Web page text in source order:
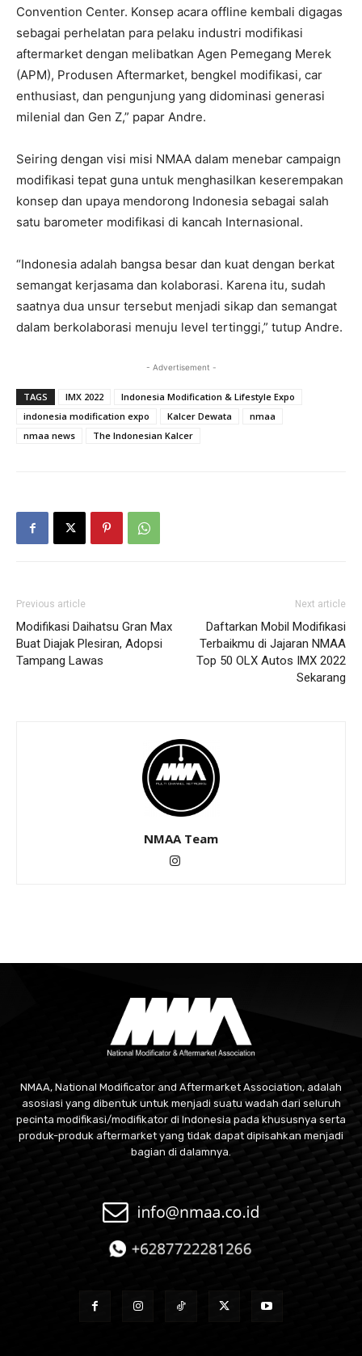
Convention Center. Konsep acara offline kembali digagas
sebagai perhelatan para pelaku industri modifikasi
aftermarket dengan melibatkan Agen Pemegang Merek
(APM), Produsen Aftermarket, bengkel modifikasi, car
enthusiast, dan pengunjung yang didominasi generasi
milenial dan Gen Z,” papar Andre.
Seiring dengan visi misi NMAA dalam menebar campaign
modifikasi tepat guna untuk menghasilkan keserempakan
konsep dan upaya mendorong Indonesia sebagai salah
satu barometer modifikasi di kancah Internasional.
“Indonesia adalah bangsa besar dan kuat dengan berkat
semangat kerjasama dan kolaborasi. Karena itu, sudah
saatnya dua unsur tersebut menjadi sikap dan semangat
dalam berkolaborasi menuju level tertinggi,” tutup Andre.
- Advertisement -
TAGS IMX 2022
Indonesia Modification & Lifestyle Expo
indonesia modification expo
Kalcer Dewata
nmaa
nmaa news
The Indonesian Kalcer
Previous article
Modifikasi Daihatsu Gran Max
Buat Diajak Plesiran, Adopsi
Tampang Lawas
Next article
Daftarkan Mobil Modifikasi
Terbaikmu di Jajaran NMAA
Top 50 OLX Autos IMX 2022
Sekarang
NMAA Team
NMAA, National Modificator and Aftermarket Association, adalah
asosiasi yang dibentuk untuk menjadi suatu wadah dari seluruh
pecinta modifikasi/modifikator di Indonesia pada khususnya serta
produk-produk aftermarket yang tidak dapat dipisahkan menjadi
bagian di dalamnya.